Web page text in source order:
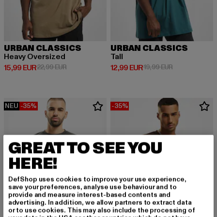
URBAN CLASSICS
Heavy Oversized
15,99 EUR
Derzeitiger Preis: 15,99 EUR
22,99 EURAktionspreis: 22,99 EUR
URBAN CLASSICS
Tall
12,99 EUR
Derzeitiger Preis: 12,99 EUR
19,99 EURAktionspreis:
NEU -35% -35%
GREAT TO SEE YOU
HERE!
DefShop uses cookies to improve your use experience,
save your preferences, analyse use behaviour and to
provide and measure interest-based contents and
advertising. In addition, we allow partners to extract data
or to use cookies. This may also include the processing of